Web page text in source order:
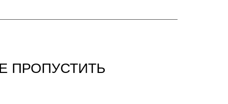
ПРОПУСТИТЬ